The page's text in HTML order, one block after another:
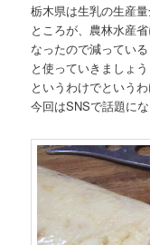
栃木県は生乳の生産量
ところが、農林水産
なったので減ってい
と使っていきましょう
というわけでという
今回はSNSで話題に